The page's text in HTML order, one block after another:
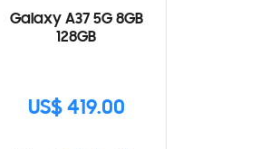
Galaxy A37 5G 8GB
128GB
US$ 419.00